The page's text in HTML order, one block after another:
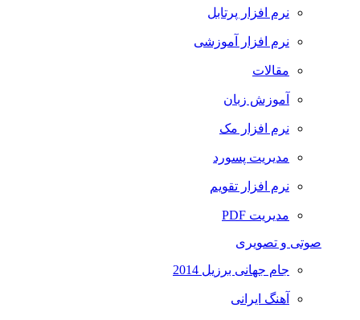
نرم افزار پرتابل
نرم افزار آموزشی
مقالات
آموزش زبان
نرم افزار مک
مدیریت پسورد
نرم افزار تقویم
مدیریت PDF
صوتی و تصویری
جام جهانی برزیل 2014
آهنگ ایرانی